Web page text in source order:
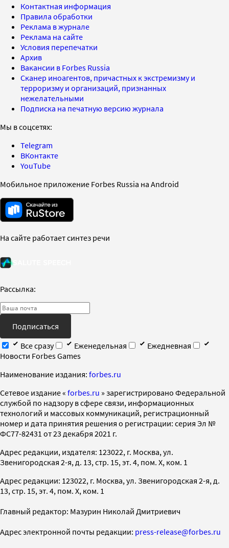
Контактная информация
Правила обработки
Реклама в журнале
Реклама на сайте
Условия перепечатки
Архив
Вакансии в Forbes Russia
Сканер иноагентов, причастных к экстремизму и
терроризму и организаций, признанных
нежелательными
Подписка на печатную версию журнала
Мы в соцсетях:
Telegram
ВКонтакте
YouTube
Мобильное приложение Forbes Russia на Android
На сайте работает синтез речи
Рассылка:
Подписаться
Все сразу
Еженедельная
Ежедневная
Новости Forbes Games
Наименование издания: forbes.ru
Cетевое издание « forbes.ru » зарегистрировано Федеральной
службой по надзору в сфере связи, информационных
технологий и массовых коммуникаций, регистрационный
номер и дата принятия решения о регистрации: серия Эл №
ФС77-82431 от 23 декабря 2021 г.
Адрес редакции, издателя: 123022, г. Москва, ул.
Звенигородская 2-я, д. 13, стр. 15, эт. 4, пом. X, ком. 1
Адрес редакции: 123022, г. Москва, ул. Звенигородская 2-я, д.
13, стр. 15, эт. 4, пом. X, ком. 1
Главный редактор: Мазурин Николай Дмитриевич
Адрес электронной почты редакции: press-release@forbes.ru